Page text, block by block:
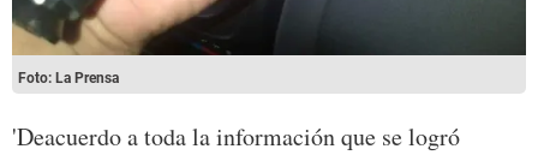
Foto: La Prensa
'Deacuerdo a toda la información que se logró